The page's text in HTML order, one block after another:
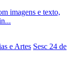
imagens e texto,
e Artes Sesc 24 de